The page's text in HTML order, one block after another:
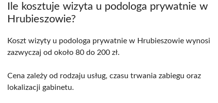
Ile kosztuje wizyta u podologa prywatnie w
Hrubieszowie?
Koszt wizyty u podologa prywatnie w Hrubieszowie wynosi
zazwyczaj od około 80 do 200 zł.
Cena zależy od rodzaju usług, czasu trwania zabiegu oraz
lokalizacji gabinetu.